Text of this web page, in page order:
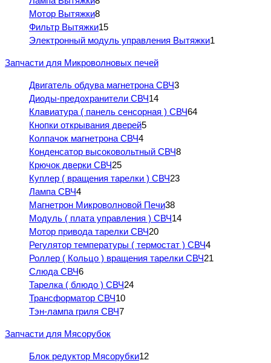
Мотор Вытяжки8
Фильтр Вытяжки15
Электронный модуль управления Вытяжки1
Запчасти для Микроволновых печей
Двигатель обдува магнетрона СВЧ3
Диоды-предохранители СВЧ14
Клавиатура ( панель сенсорная ) СВЧ64
Кнопки открывания дверей5
Колпачок магнетрона СВЧ4
Конденсатор высоковольтный СВЧ8
Крючок дверки СВЧ25
Куплер ( вращения тарелки ) СВЧ23
Лампа СВЧ4
Магнетрон Микроволновой Печи38
Модуль ( плата управления ) СВЧ14
Мотор привода тарелки СВЧ20
Регулятор температуры ( термостат ) СВЧ4
Роллер ( Кольцо ) вращения тарелки СВЧ21
Слюда СВЧ6
Тарелка ( блюдо ) СВЧ24
Трансформатор СВЧ10
Тэн-лампа гриля СВЧ7
Запчасти для Мясорубок
Блок редуктор Мясорубки12